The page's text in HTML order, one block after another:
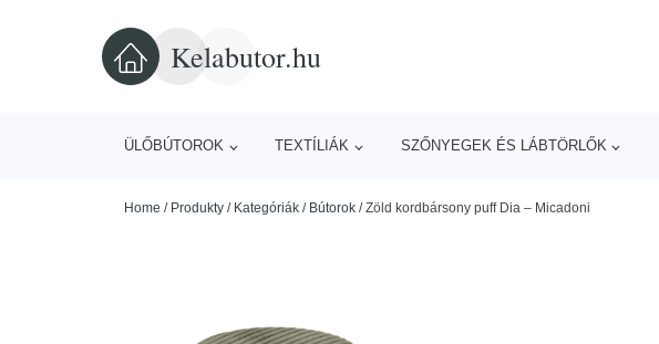
Kelabutor.hu
ÜLŐBÚTOROK TEXTÍLIÁK SZŐNYEGEK ÉS LÁBTÖRLŐK
Home / Produkty / Kategóriák / Bútorok /Zöld kordbársony puff Dia – Micadoni